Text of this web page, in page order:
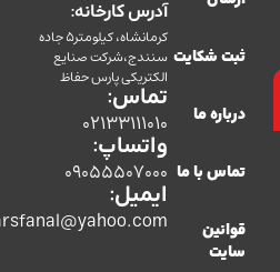
ثبت شکایت
درباره ما
تماس با ما
قوانین
آدرس کارخانه:
کرمانشاه، کیلومتر5 جاده
سنندج،شرکت صنایع
الکتریکی پارس حفاظ
تماس:
02133111010
واتساپ:
09055507000
ایمیل:
co.parsfanal@yahoo.com